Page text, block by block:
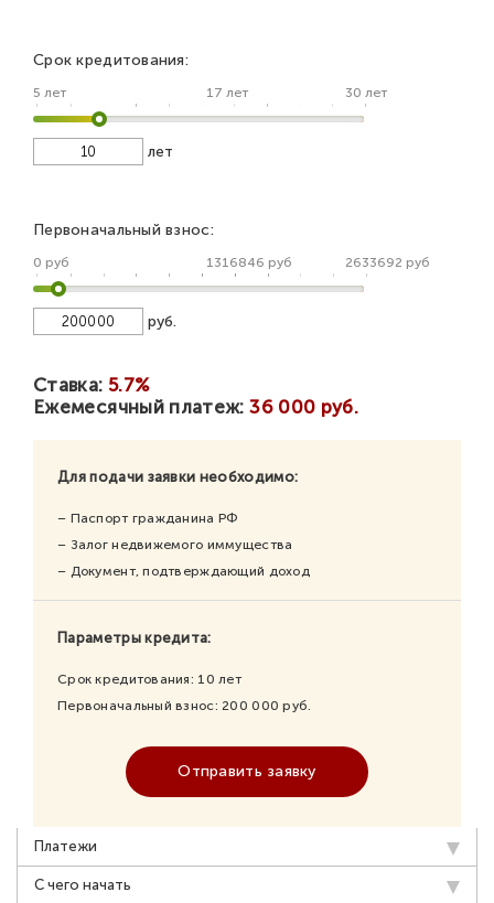
Срок кредитования:
5 лет 17 лет 30 лет
лет
Первоначальный взнос:
0 руб 1316846 руб 2633692 руб
руб.
Ставка: 5.7%
Ежемесячный платеж:36 000 руб.
Для подачи заявки необходимо:
– Паспорт гражданина РФ
– Залог недвижемого иммущества
– Документ, подтверждающий доход
Параметры кредита:
Срок кредитования: 10 лет
Первоначальный взнос: 200 000 руб.
Отправить заявку
Платежи
С чего начать